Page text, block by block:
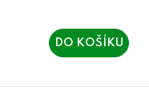
DO KOŠÍKU